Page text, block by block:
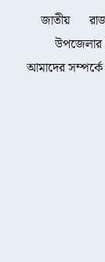
জাতীয়
আমাদের সম্পর্কে